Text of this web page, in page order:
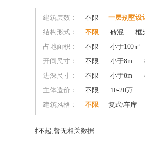
建筑层数： 不限 一层别墅设
结构形式：
不限 砖混 框
占地面积：
不限 小于100㎡
开间尺寸：
不限 小于8m
进深尺寸：
不限 小于8m
主体造价：
不限 10-20万
建筑风格：
不限 复式\车库
对不起,暂无相关数据